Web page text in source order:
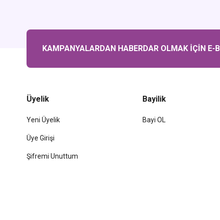
KAMPANYALARDAN HABERDAR OLMAK İÇİN E-
Üyelik
Yeni Üyelik
Üye Girişi
Şifremi Unuttum
Bayilik
Bayi OL